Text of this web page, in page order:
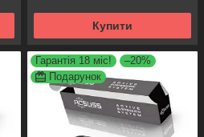
Купити
Гарантія 18 міс!
–20%
Подарунок